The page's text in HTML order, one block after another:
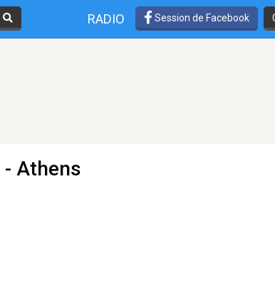
RADIO Session de Facebook
- Athens